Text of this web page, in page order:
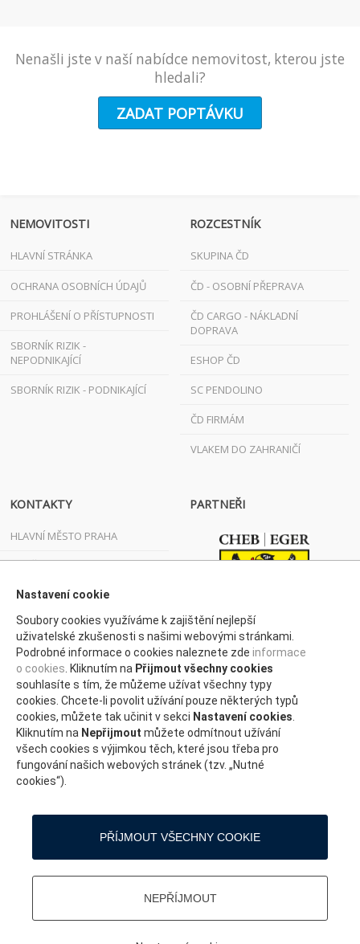
Nenašli jste v naší nabídce nemovitost, kterou jste
hledali?
ZADAT POPTÁVKU
NEMOVITOSTI
HLAVNÍ STRÁNKA
OCHRANA OSOBNÍCH ÚDAJŮ
PROHLÁŠENÍ O PŘÍSTUPNOSTI
SBORNÍK RIZIK -
NEPODNIKAJÍCÍ
SBORNÍK RIZIK - PODNIKAJÍCÍ
ROZCESTNÍK
SKUPINA ČD
ČD - OSOBNÍ PŘEPRAVA
ČD CARGO - NÁKLADNÍ
DOPRAVA
ESHOP ČD
SC PENDOLINO
ČD FIRMÁM
VLAKEM DO ZAHRANIČÍ
KONTAKTY
HLAVNÍ MĚSTO PRAHA
JIHOČESKÝ KRAJ
JIHOMORAVSKÝ KRAJ
KARLOVARSKÝ KRAJ
KRAJ VYSOČINA
KRÁLOVÉHRADECKÝ KRAJ
LIBERECKÝ KRAJ
MORAVSKOSLEZSKÝ KRAJ
OLOMOUCKÝ KRAJ
STŘEDOČESKÝ KRAJ
ZLÍNSKÝ KRAJ
PARTNEŘI
Nastavení cookie
Soubory cookies využíváme k zajištění nejlepší
uživatelské zkušenosti s našimi webovými stránkami.
Podrobné informace o cookies naleznete zde informace
o cookies . Kliknutím na Přijmout všechny cookies
souhlasíte s tím, že můžeme užívat všechny typy
cookies. Chcete-li povolit užívání pouze některých typů
cookies, můžete tak učinit v sekci Nastavení cookies
Kliknutím na Nepřijmout můžete odmítnout užívání
všech cookies s výjimkou těch, které jsou třeba pro
fungování našich webových stránek (tzv. „Nutné
cookies“).
PŘÍJMOUT VŠECHNY COOKIE
NEPŘÍJMOUT